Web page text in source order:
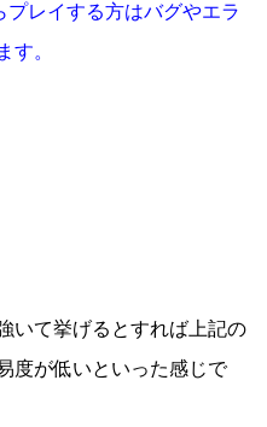
プレイする方はバグやエラ
す。
いて挙げるとすれば上記の
度が低いといった感じで